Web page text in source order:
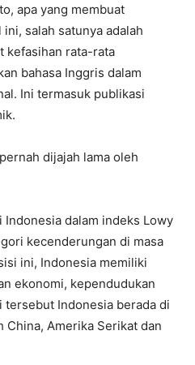
apa yang membuat
salah satunya adalah
kefasihan rata-rata
bahasa Inggris dalam
Ini termasuk publikasi
dijajah lama oleh
dalam indeks Lowy
kecenderungan di masa
ini, Indonesia memiliki
ekonomi, kependudukan
Indonesia berada di
Amerika Serikat dan